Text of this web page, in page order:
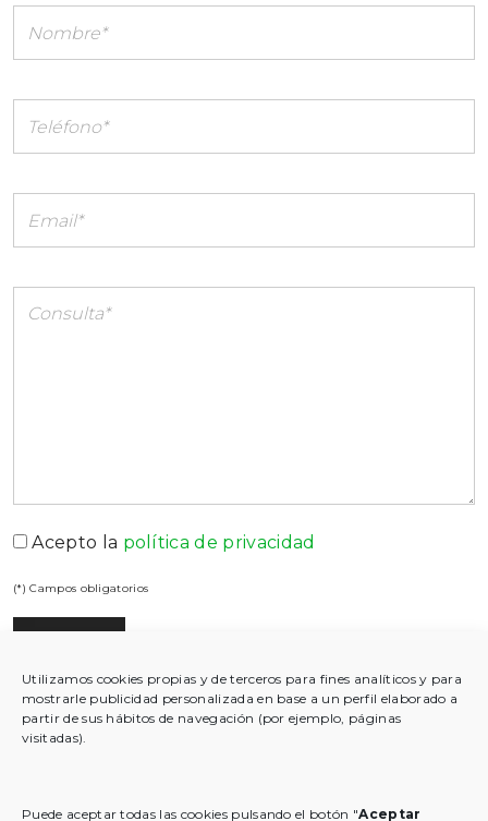
Utilizamos cookies propias y de terceros para fines analí­ticos y para
mostrarle publicidad personalizada en base a un perfil elaborado a
partir de sus hábitos de navegación (por ejemplo, páginas
visitadas).
Puede aceptar todas las cookies pulsando el botón "Aceptar
Acepto la política de privacidad
(*) Campos obligatorios